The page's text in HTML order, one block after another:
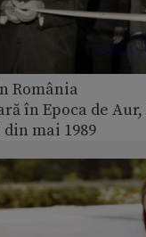
România
în Epoca de Aur,
mai 1989